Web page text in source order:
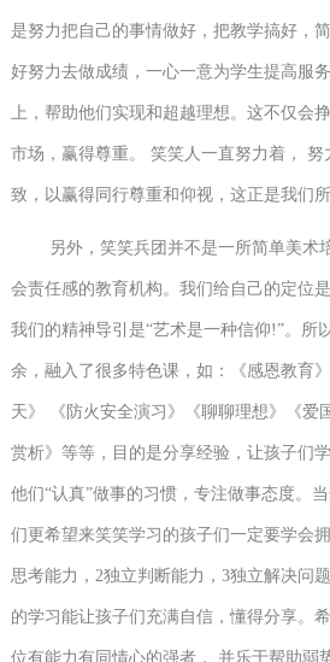
是努力把自己的事情做好，把教学搞好，
好努力去做成绩，一心一意为学生提高服
上，帮助他们实现和超越理想。这不仅会
市场，赢得尊重。 笑笑人一直努力着，
致，以赢得同行尊重和仰视，这正是我们所
另外，笑笑兵团并不是一所简单美术
会责任感的教育机构。我们给自己的定位
我们的精神导引是“艺术是一种信仰!”。所
余，融入了很多特色课，如：《感恩教育
天》 《防火安全演习》《聊聊理想》《爱
赏析》等等，目的是分享经验，让孩子们
他们“认真”做事的习惯，专注做事态度。
们更希望来笑笑学习的孩子们一定要学会
思考能力，2独立判断能力，3独立解决问
的学习能让孩子们充满自信，懂得分享。
位有能力有同情心的强者， 并乐于帮助弱